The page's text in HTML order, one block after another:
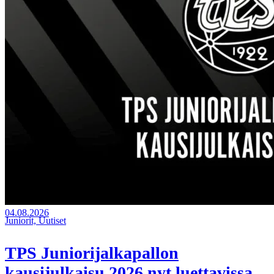
04.08.2026
Juniorit, Uutiset
TPS Juniorijalkapallon